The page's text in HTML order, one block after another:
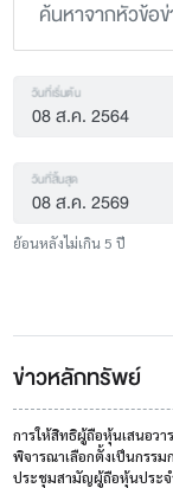
วันที่เริ่มต้น
วันที่สิ้นสุด
ย้อนหลังไม่เกิน 5 ปี
ข่าวหลักทรัพย์
การให้สิทธิผู้ถือหุ้นเสนอว
พิจารณาเลือกตั้งเป็นกรร
ประชุมสามัญผู้ถือหุ้นประจ